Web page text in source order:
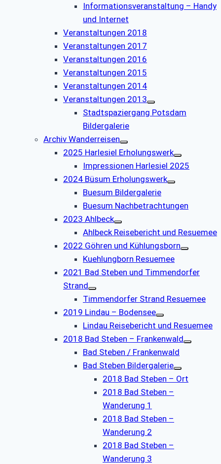
Informationsveranstaltung – Handy
und Internet
Veranstaltungen 2018
Veranstaltungen 2017
Veranstaltungen 2016
Veranstaltungen 2015
Veranstaltungen 2014
Veranstaltungen 2013
Stadtspaziergang Potsdam
Bildergalerie
Archiv Wanderreisen
2025 Harlesiel Erholungswerk
Impressionen Harlesiel 2025
2024 Büsum Erholungswerk
Buesum Bildergalerie
Buesum Nachbetrachtungen
2023 Ahlbeck
Ahlbeck Reisebericht und Resuemee
2022 Göhren und Kühlungsborn
Kuehlungborn Resuemee
2021 Bad Steben und Timmendorfer
Strand
Timmendorfer Strand Resuemee
2019 Lindau – Bodensee
Lindau Reisebericht und Resuemee
2018 Bad Steben – Frankenwald
Bad Steben / Frankenwald
Bad Steben Bildergalerie
2018 Bad Steben – Ort
2018 Bad Steben –
Wanderung 1
2018 Bad Steben –
Wanderung 2
2018 Bad Steben –
Wanderung 3